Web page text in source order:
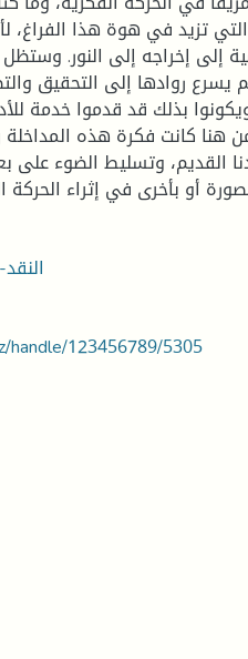
تزيد في هوة هذا الفراغ،
إلى إخراجه إلى النور.
يسرع روادها إلى التحقيق
بذلك قد قدموا خدمة
هنا كانت فكرة هذه
القديم، وتسليط الضوء على
handle/123456789/5305